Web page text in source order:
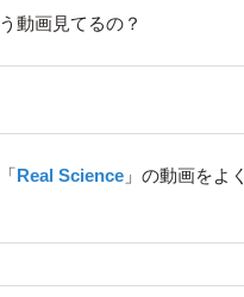
動画見てるの？
Real Science 」の動画をよ